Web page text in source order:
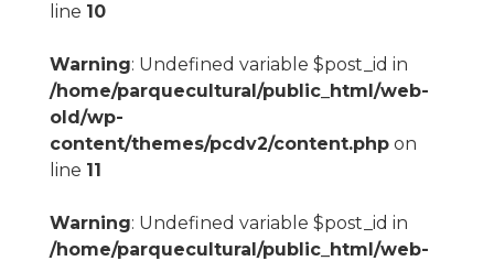
line 10
Warning: Undefined variable $post_id in
/home/parquecultural/public_html/web-
old/wp-
content/themes/pcdv2/content.phpon
line 11
Warning: Undefined variable $post_id in
/home/parquecultural/public_html/web-